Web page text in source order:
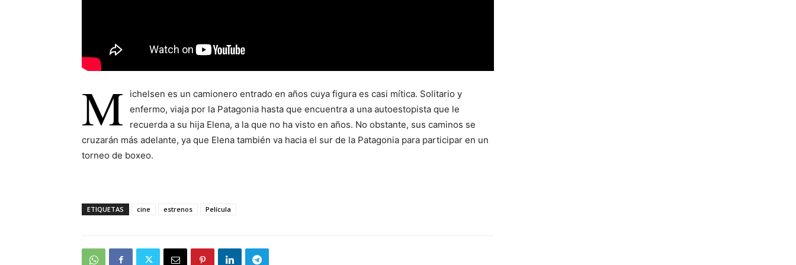
M
ichelsen es un camionero entrado en años cuya figura es casi mítica. Solitario y
enfermo, viaja por la Patagonia hasta que encuentra a una autoestopista que le
recuerda a su hija Elena, a la que no ha visto en años. No obstante, sus caminos se
cruzarán más adelante, ya que Elena también va hacia el sur de la Patagonia para participar en un
torneo de boxeo.
ETIQUETAS cine estrenos Película